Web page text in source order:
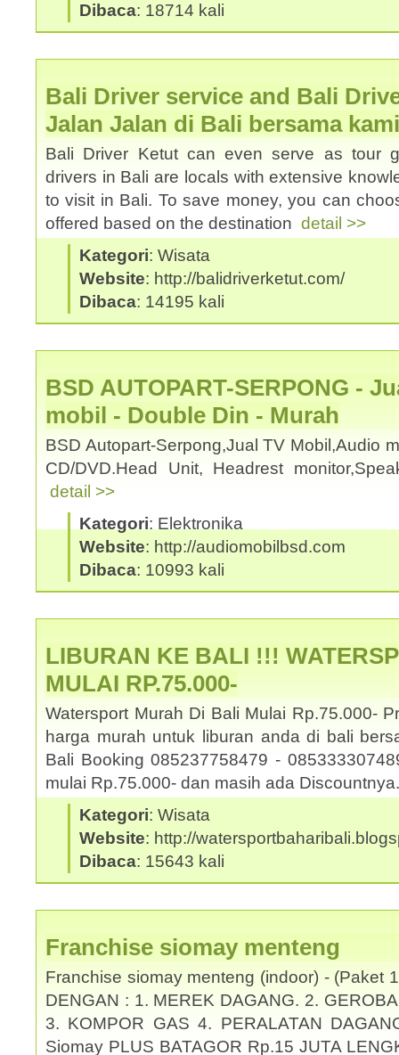
Dibaca: 18714 kali
Bali Driver service and Bali
Jalan Jalan di Bali bersama kami
Bali Driver Ketut can even serve as tour
drivers in Bali are locals with extensive
to visit in Bali. To save money, you can
offered based on the destination detail >>
Kategori: Wisata
Website: http://balidriverketut.com/
Dibaca: 14195 kali
BSD AUTOPART-SERPONG -
mobil - Double Din - Murah
BSD Autopart-Serpong,Jual TV Mobil,Audio
CD/DVD.Head Unit, Headrest
detail >>
Kategori: Elektronika
Website: http://audiomobilbsd.com
Dibaca: 10993 kali
LIBURAN KE BALI !!!
MULAI RP.75.000-
Watersport Murah Di Bali Mulai Rp.75.000-
harga murah untuk liburan anda di bali
Bali Booking 085237758479 -
mulai Rp.75.000- dan masih ada
Kategori: Wisata
Website: http://
Dibaca: 15643 kali
Franchise siomay menteng
Franchise siomay menteng (indoor) - (Paket
DENGAN : 1. MEREK DAGANG. 2.
3. KOMPOR GAS 4. PERALATAN
Siomay PLUS BATAGOR Rp.15 JUTA